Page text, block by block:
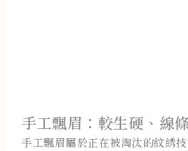
手工飄眉：較生硬、線
手工飄眉屬於正在被淘汰的紋綉